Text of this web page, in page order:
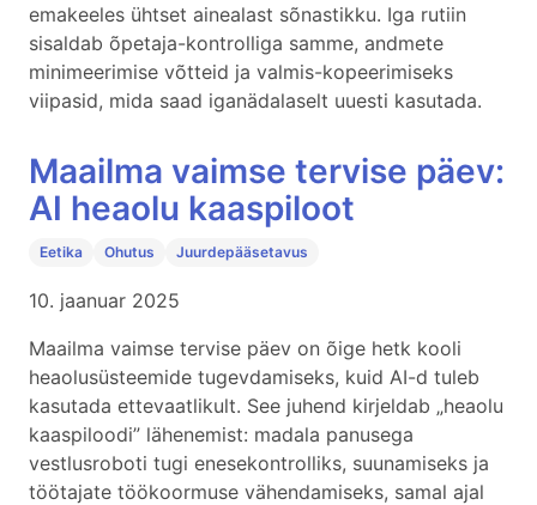
emakeeles ühtset ainealast sõnastikku. Iga rutiin
sisaldab õpetaja-kontrolliga samme, andmete
minimeerimise võtteid ja valmis-kopeerimiseks
viipasid, mida saad iganädalaselt uuesti kasutada.
Maailma vaimse tervise päev:
AI heaolu kaaspiloot
Eetika Ohutus Juurdepääsetavus
10. jaanuar 2025
Maailma vaimse tervise päev on õige hetk kooli
heaolusüsteemide tugevdamiseks, kuid AI-d tuleb
kasutada ettevaatlikult. See juhend kirjeldab „heaolu
kaaspiloodi” lähenemist: madala panusega
vestlusroboti tugi enesekontrolliks, suunamiseks ja
töötajate töökoormuse vähendamiseks, samal ajal